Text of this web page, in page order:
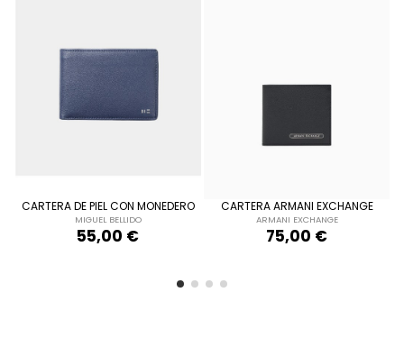
CARTERA DE PIEL CON MONEDERO
MIGUEL BELLIDO
55,00 €
AZUL MARINO
Añadir al carrito
CARTERA ARMANI EXCHANGE
ARMANI EXCHANGE
75,00 €
NEGRO
Añadir al carrito